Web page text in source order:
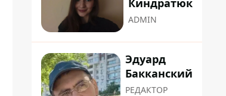
Киндратюк
ADMIN
Эдуард
Бакканский
РЕДАКТОР